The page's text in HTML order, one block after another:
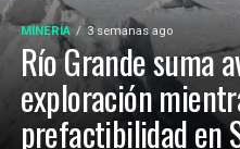
MINERÍA 3 semanas ago
Río Grande suma
exploración
prefactibilidad en